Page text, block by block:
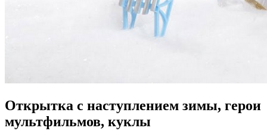
Открытка с наступлением зимы, герои
мультфильмов, куклы